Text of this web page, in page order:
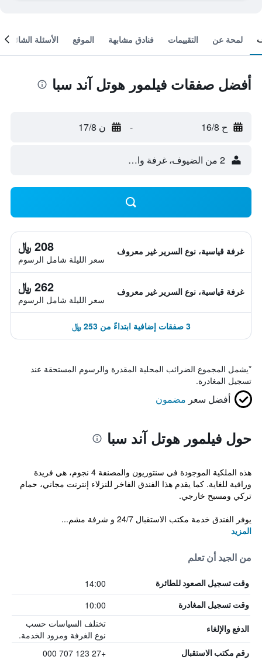
لمحة عن التقييمات فنادق مشابهة الموقع الأسئلة الشائعة
أفضل صفقات فيلمور هوتل آند سبا
ح 16/8 - ن 17/8
2 من الضيوف، غرفة واحدة
غرفة قياسية، نوع السرير غير معروف 208 ﷼
سعر الليلة شامل الرسوم
غرفة قياسية، نوع السرير غير معروف 262 ﷼
سعر الليلة شامل الرسوم
3 صفقات إضافية ابتداءً من 253 ﷼
*يشمل المجموع الضرائب المحلية المقدرة والرسوم المستحقة عند
تسجيل المغادرة.
أفضل سعر مضمون
حول فيلمور هوتل آند سبا
هذه الملكية الموجودة في سنتوريون والمصنفة 4 نجوم، هي فريدة
وراقية للغاية. كما يقدم هذا الفندق الفاخر للنزلاء إنترنت مجاني، حمام
تركي ومسبح خارجي.
يوفر الفندق خدمة مكتب الاستقبال 24/7 و شرفة مشم...
المزيد
من الجيد أن تعلم
وقت تسجيل الصعود للطائرة 14:00
وقت تسجيل المغادرة 10:00
الدفع والإلغاء
تختلف السياسات حسب
نوع الغرفة ومزود الخدمة.
رقم مكتب الاستقبال +27 123 707 000